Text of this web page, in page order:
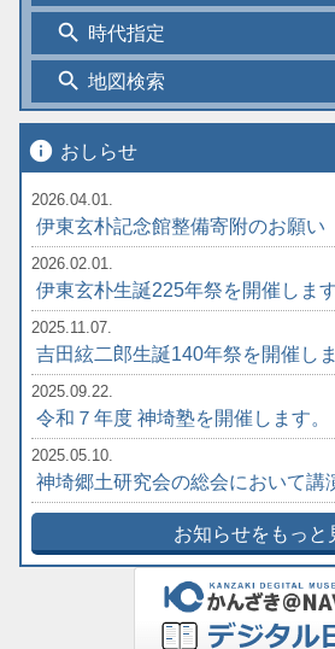
search 時代指定
search 地図検索
info おしらせ
2026.04.01.
伊東玄朴記念館整備寄附のお願い
2026.02.01.
伊東玄朴生誕225年祭を開催します
2025.11.07.
吉田絃二郎生誕140年祭を開催しま
2025.09.22.
令和７年度 神埼塾を開催します。
2025.05.10.
神埼郷土研究会の総会において講
お知らせをもっと